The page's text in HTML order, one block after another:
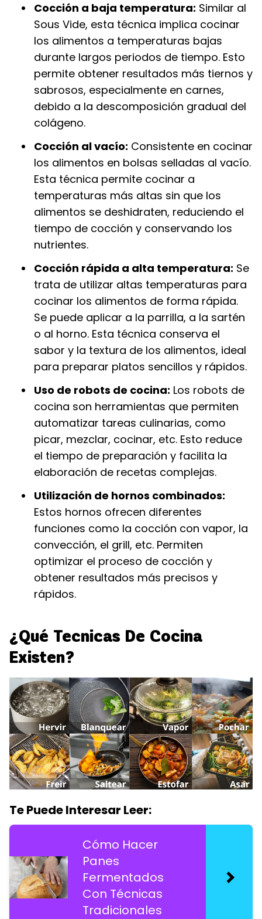
Cocción a baja temperatura: Similar al
Sous Vide, esta técnica implica cocinar
los alimentos a temperaturas bajas
durante largos periodos de tiempo. Esto
permite obtener resultados más tiernos y
sabrosos, especialmente en carnes,
debido a la descomposición gradual del
colágeno.
Cocción al vacío: Consistente en cocinar
los alimentos en bolsas selladas al vacío.
Esta técnica permite cocinar a
temperaturas más altas sin que los
alimentos se deshidraten, reduciendo el
tiempo de cocción y conservando los
nutrientes.
Cocción rápida a alta temperatura: Se
trata de utilizar altas temperaturas para
cocinar los alimentos de forma rápida.
Se puede aplicar a la parrilla, a la sartén
o al horno. Esta técnica conserva el
sabor y la textura de los alimentos, ideal
para preparar platos sencillos y rápidos.
Uso de robots de cocina: Los robots de
cocina son herramientas que permiten
automatizar tareas culinarias, como
picar, mezclar, cocinar, etc. Esto reduce
el tiempo de preparación y facilita la
elaboración de recetas complejas.
Utilización de hornos combinados:
Estos hornos ofrecen diferentes
funciones como la cocción con vapor, la
convección, el grill, etc. Permiten
optimizar el proceso de cocción y
obtener resultados más precisos y
rápidos.
¿Qué Tecnicas De Cocina
Existen?
Te Puede Interesar Leer:
Cómo Hacer
Panes
Fermentados
Con Técnicas
Tradicionales